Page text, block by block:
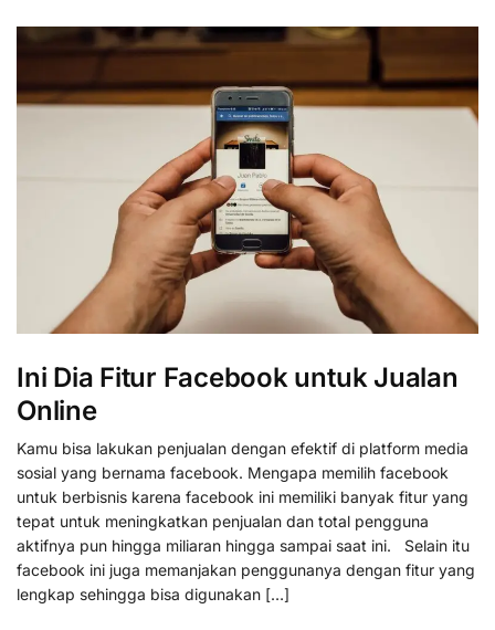
Ini Dia Fitur Facebook untuk Jualan
Online
Kamu bisa lakukan penjualan dengan efektif di platform media
sosial yang bernama facebook. Mengapa memilih facebook
untuk berbisnis karena facebook ini memiliki banyak fitur yang
tepat untuk meningkatkan penjualan dan total pengguna
aktifnya pun hingga miliaran hingga sampai saat ini. Selain itu
facebook ini juga memanjakan penggunanya dengan fitur yang
lengkap sehingga bisa digunakan […]